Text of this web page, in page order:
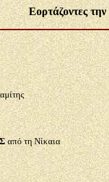
Εορτάζοντες
από τη Νίκαια